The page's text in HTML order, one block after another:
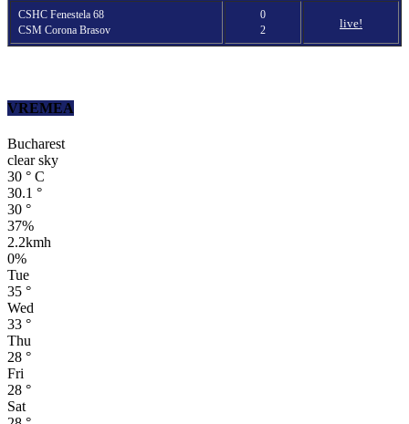
CSHC Fenestela 68
CSM Corona Brasov
0
2
live!
VREMEA
Bucharest
clear sky
30 ° C
30.1 °
30 °
37%
2.2kmh
0%
Tue
35 °
Wed
33 °
Thu
28 °
Fri
28 °
Sat